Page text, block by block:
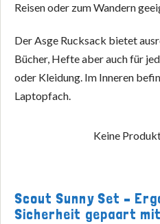
Reisen oder zum Wandern
Der Asge Rucksack bietet
Bücher, Hefte aber auch für
oder Kleidung. Im Inneren
Laptopfach.
Keine
Scout Sunny Set –
Sicherheit gepaart